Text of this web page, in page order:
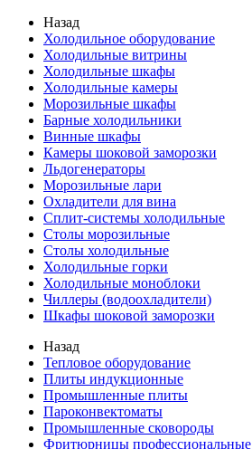
Назад
Холодильное оборудование
Холодильные витрины
Холодильные шкафы
Холодильные камеры
Морозильные шкафы
Барные холодильники
Винные шкафы
Камеры шоковой заморозки
Льдогенераторы
Морозильные лари
Охладители для вина
Сплит-системы холодильные
Столы морозильные
Столы холодильные
Холодильные горки
Холодильные моноблоки
Чиллеры (водоохладители)
Шкафы шоковой заморозки
Назад
Тепловое оборудование
Плиты индукционные
Промышленные плиты
Пароконвектоматы
Промышленные сковороды
Фритюрницы профессиональные